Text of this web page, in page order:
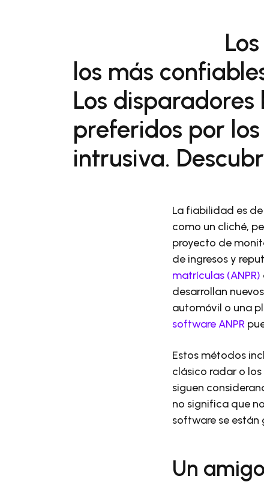
los más
Los
preferidos por
intrusiva.
La fiabilidad es
como un cliché,
proyecto de
de ingresos y
matrículas (ANPR)
desarrollan
automóvil o una
software ANPR
Estos métodos
clásico radar o los
siguen
no significa que
software se están
Un